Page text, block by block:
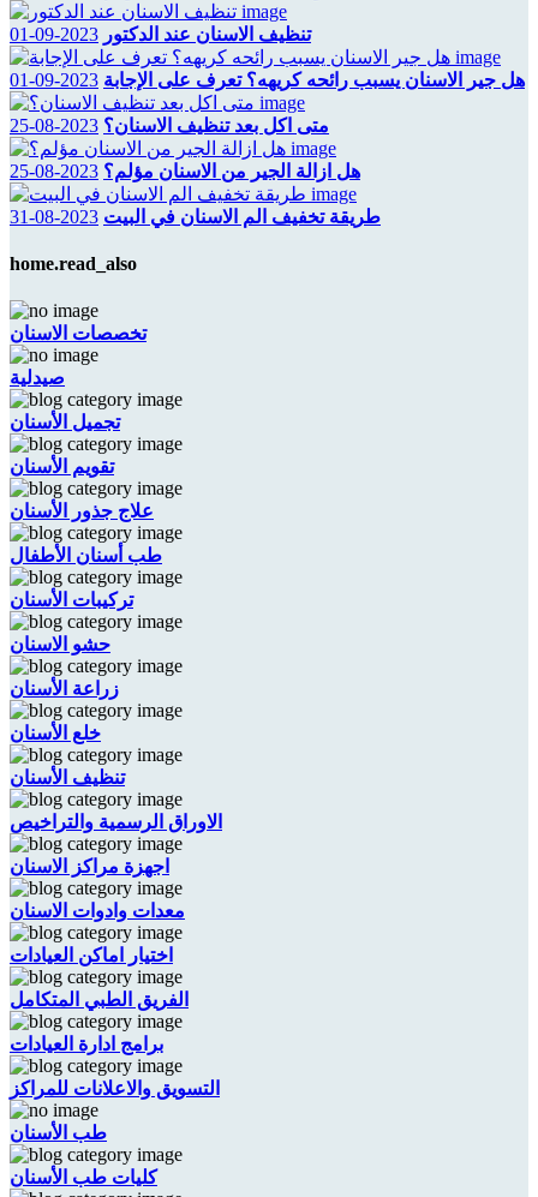
تنظيف الاسنان عند الدكتور 2023-09-01
هل جير الاسنان يسبب رائحه كريهه؟ تعرف على الإجابة 2023-09-01
متى اكل بعد تنظيف الاسنان؟ 2023-08-25
هل ازالة الجير من الاسنان مؤلم؟ 2023-08-25
طريقة تخفيف الم الاسنان في البيت 2023-08-31
home.read_also
تخصصات الاسنان
صيدلية
تجميل الأسنان
تقويم الأسنان
علاج جذور الأسنان
طب أسنان الأطفال
تركيبات الأسنان
حشو الاسنان
زراعة الأسنان
خلع الأسنان
تنظيف الأسنان
الاوراق الرسمية والتراخيص
اجهزة مراكز الاسنان
معدات وادوات الاسنان
اختيار اماكن العيادات
الفريق الطبي المتكامل
برامج ادارة العيادات
التسويق والاعلانات للمراكز
طب الأسنان
كليات طب الأسنان